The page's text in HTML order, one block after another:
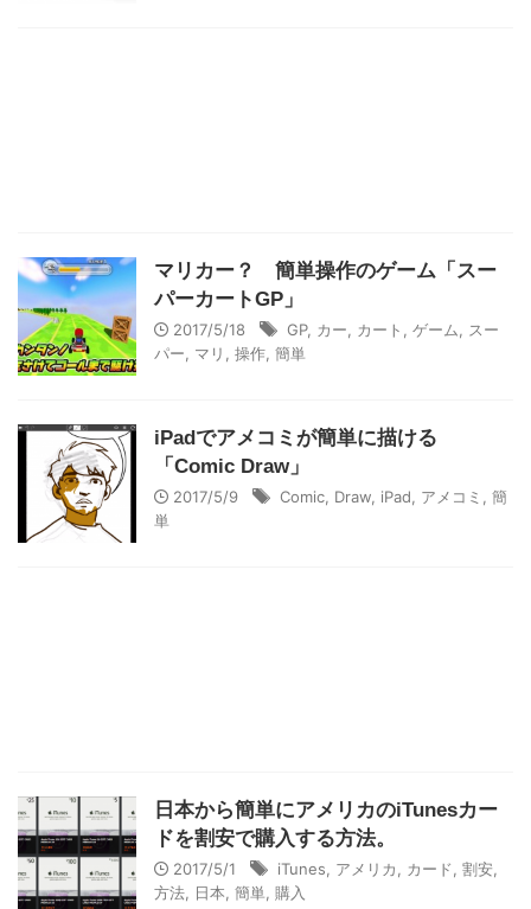
マリカー？ 簡単操作のゲーム「スー
パーカートGP」
2017/5/18 GP, カー カート ゲーム
スー
パー
マリ 操作 簡単
iPadでアメコミが簡単に描ける
「Comic Draw」
2017/5/9 Comic Draw iPad アメコミ
簡
単
日本から簡単にアメリカのiTunesカー
ドを割安で購入する方法。
2017/5/1 iTunes アメリカ カード 割安
方法
日本 簡単 購入